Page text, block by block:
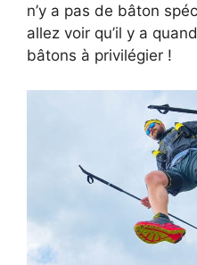
n’y a pas de bâton
allez voir qu’il y a
bâtons à privilégier !